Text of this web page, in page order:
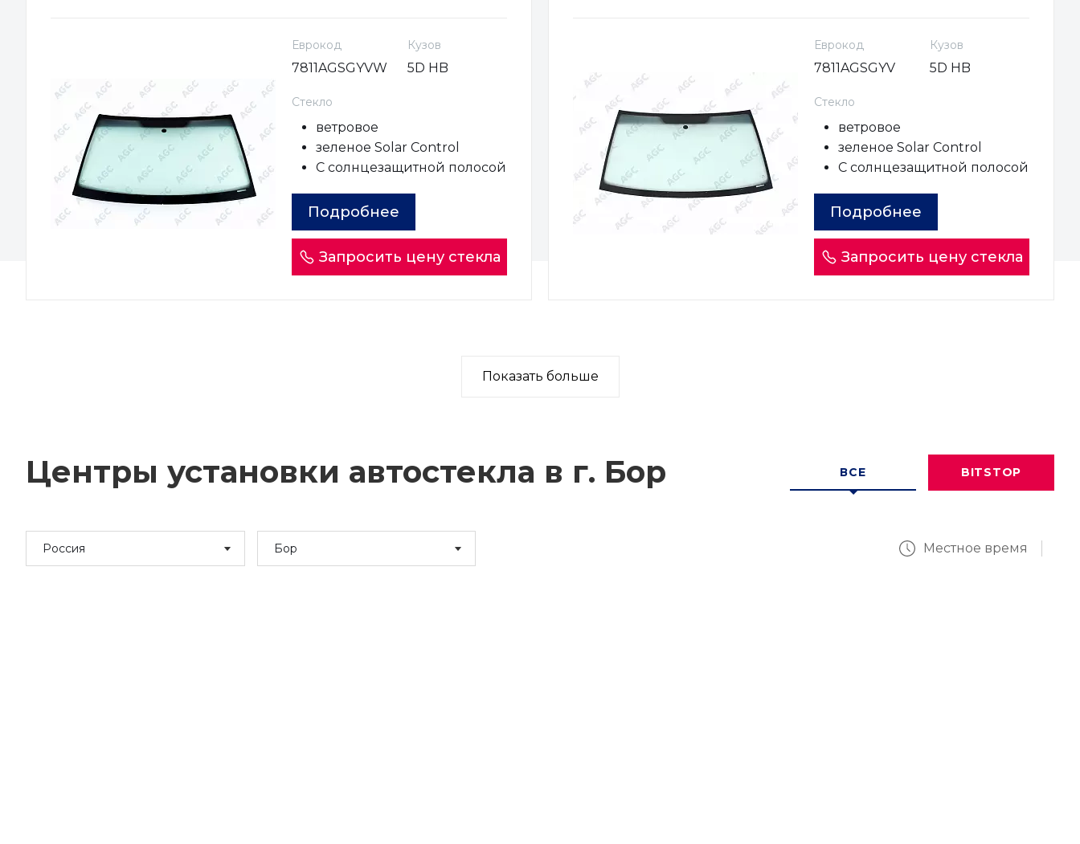
Еврокод
7811AGSGYVW
Кузов
5D HB
Стекло
ветровое
зеленое Solar Control
С солнцезащитной полосой
Подробнее
Запросить цену стекла
Еврокод
7811AGSGYV
Кузов
5D HB
Стекло
ветровое
зеленое Solar Control
С солнцезащитной полосой
Подробнее
Запросить цену стекла
Показать больше
Центры установки автостекла в г. Бор ВСЕ BITSTOP
Россия Бор Местное время